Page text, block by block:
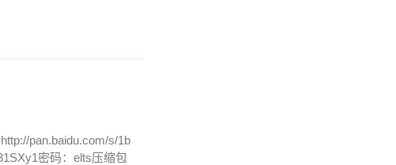
pan.baidu.com/s/1b
密码：elts压缩包